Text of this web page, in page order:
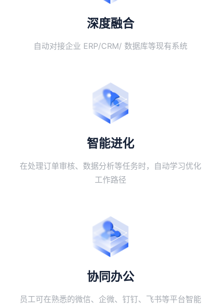
深度融合
自动对接企业 ERP/CRM/ 数据库等现有系统
智能进化
在处理订单审核、数据分析等任务时，自动学习优化
工作路径
协同办公
员工可在熟悉的微信、企微、钉钉、飞书等平台智能